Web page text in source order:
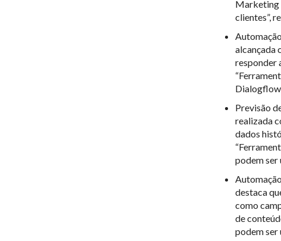
Marketing
clientes”,
alcançada
responder
Dialogflow
Previsão
realizada
dados
podem ser
destaca
como
de
podem ser